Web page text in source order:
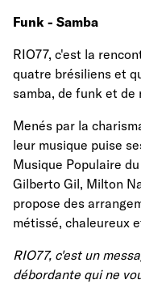
Funk - Samba
RIO77, c'est la
quatre brésiliens et
samba, de funk et de
Menés par la
leur musique puise
Musique Populaire
Gilberto Gil, Milton
propose des
métissé, chaleureux
RIO77, c'est un
débordante qui ne